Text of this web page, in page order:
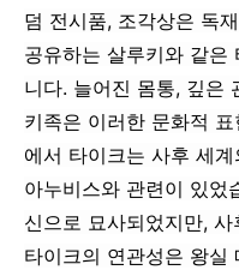
덤 전시품, 조각상은 독
공유하는 살루키와 같은
니다. 늘어진 몸통, 깊은
키족은 이러한 문화적
에서 타이크는 사후 세
아누비스와 관련이 있었
신으로 묘사되었지만,
타이크의 연관성은 왕실